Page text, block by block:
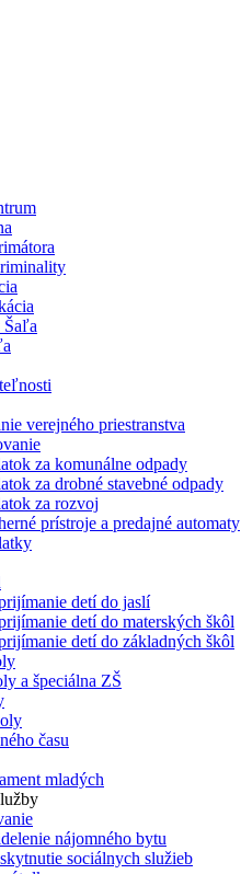
Šaľa
verejného priestranstva
za komunálne odpady
za drobné stavebné odpady
za rozvoj
prístroje a predajné automaty
detí do jaslí
detí do materských škôl
detí do základných škôl
a špeciálna ZŠ
času
mladých
nájomného bytu
sociálnych služieb